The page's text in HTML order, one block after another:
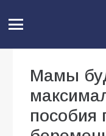
Мамы
пособия